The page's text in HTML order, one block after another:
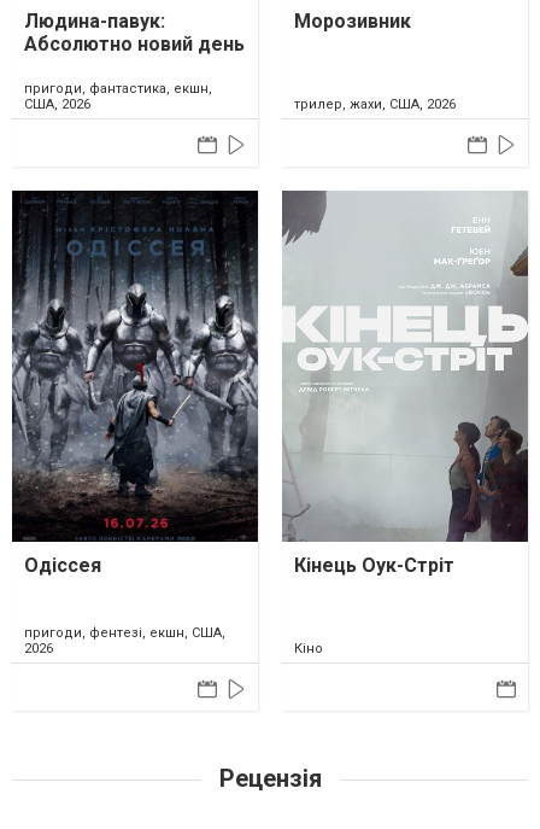
Людина-павук:
Абсолютно новий день
пригоди, фантастика, екшн,
США, 2026
Морозивник
трилер, жахи, США, 2026
Одіссея
пригоди, фентезі, екшн, США,
2026
Кінець Оук-Стріт
Кіно
Рецензія